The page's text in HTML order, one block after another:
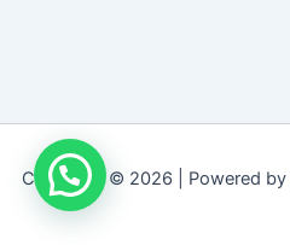
Copyright © 2026 | Powered by